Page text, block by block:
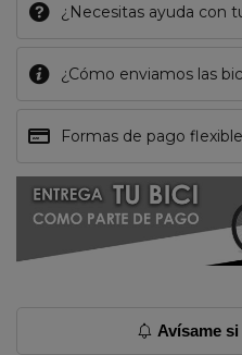
¿Necesitas ayuda con
¿Cómo enviamos las
Formas de pago
Avísame